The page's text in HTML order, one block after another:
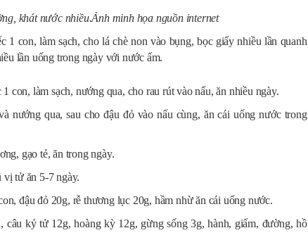
khát nước nhiều.Ảnh minh họa nguồn internet
1 con, làm sạch, cho lá chè non vào bụng, bọc giấy nhiều lần quanh
lần uống trong ngày với nước ấm.
con, làm sạch, nướng qua, cho rau rút vào nấu, ăn nhiều ngày.
nướng qua, sau cho đậu đỏ vào nấu cùng, ăn cái uống nước trong
gạo tẻ, ăn trong ngày.
tử ăn 5-7 ngày.
đậu đỏ 20g, rễ thương lục 20g, hầm nhừ ăn cái uống nước.
kỷ tử 12g, hoàng kỳ 12g, gừng sống 3g, hành, giấm, đường, hồ